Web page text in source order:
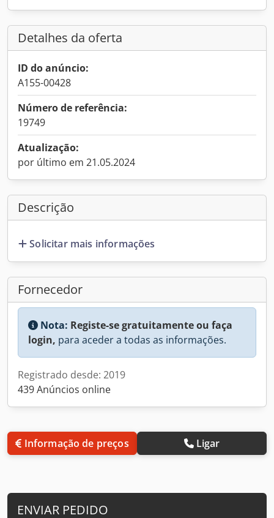
Detalhes da oferta
ID do anúncio:
A155-00428
Número de referência:
19749
Atualização:
por último em 21.05.2024
Descrição
Solicitar mais informações
Fornecedor
Nota: Registe-se gratuitamente ou faça
login, para aceder a todas as informações.
Registrado desde: 2019
439 Anúncios online
Informação de preços Ligar
ENVIAR PEDIDO